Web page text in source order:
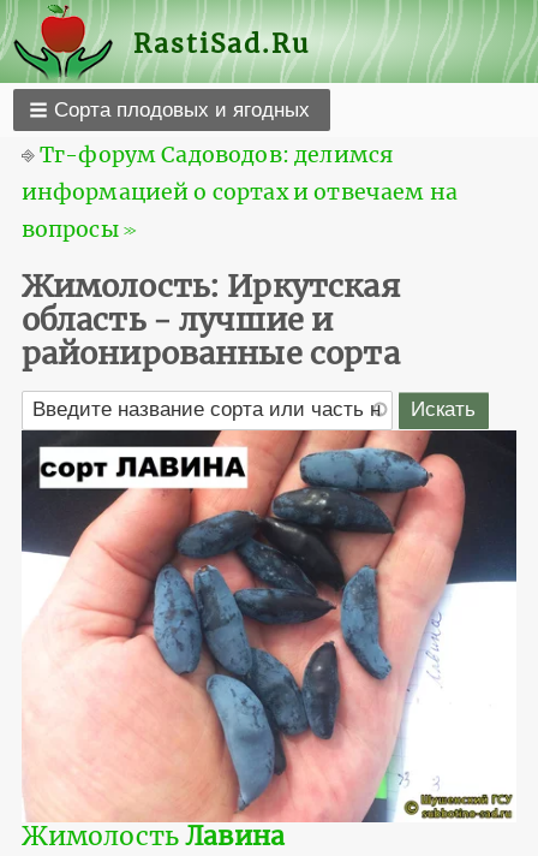
RastiSad.Ru
Сорта плодовых и ягодных
⎆Тг-форум Садоводов: делимся
информацией о сортах и отвечаем на
вопросы ≫
Жимолость: Иркутская
область - лучшие и
районированные сорта
ЖимолостьЛавина